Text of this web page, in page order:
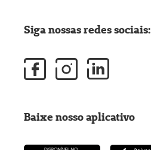
Siga nossas redes sociais:
Baixe nosso aplicativo